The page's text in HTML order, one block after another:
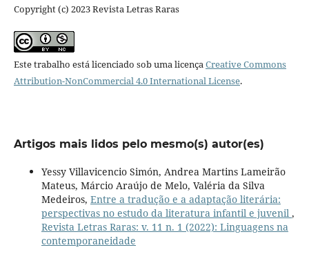
Copyright (c) 2023 Revista Letras Raras
Este trabalho está licenciado sob uma licençaCreative Commons
Attribution-NonCommercial 4.0 International License.
Artigos mais lidos pelo mesmo(s) autor(es)
Yessy Villavicencio Simón, Andrea Martins Lameirão
Mateus, Márcio Araújo de Melo, Valéria da Silva
Medeiros, Entre a tradução e a adaptação literária:
perspectivas no estudo da literatura infantil e juvenil ,
Revista Letras Raras: v. 11 n. 1 (2022): Linguagens na
contemporaneidade